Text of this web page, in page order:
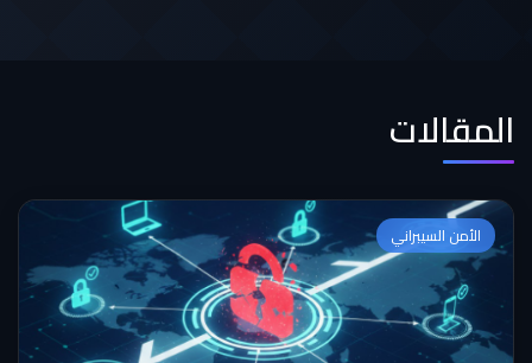
المقالات
الأمن السيبراني